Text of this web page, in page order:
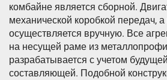
комбайне является сборной.
механической коробкой передач,
осуществляется вручную. Все
на несущей раме из
разрабатывается с учетом
составляющей. Подобной